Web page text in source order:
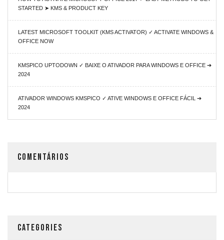
STARTED ➤ KMS & PRODUCT KEY
LATEST MICROSOFT TOOLKIT (KMS ACTIVATOR) ✓ ACTIVATE WINDOWS &
OFFICE NOW
KMSPICO UPTODOWN ✓ BAIXE O ATIVADOR PARA WINDOWS E OFFICE ➔
2024
ATIVADOR WINDOWS KMSPICO ✓ ATIVE WINDOWS E OFFICE FÁCIL ➔
2024
COMENTÁRIOS
CATEGORIES